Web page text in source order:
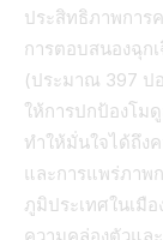
ประสิทธิภาพการ
การตอบสนองฉุก
(ประมาณ 397 ป
ให้การปกป้องโม
ทำให้มั่นใจได้ถึง
และการแพร่ภาพ
ภูมิประเทศในเมื